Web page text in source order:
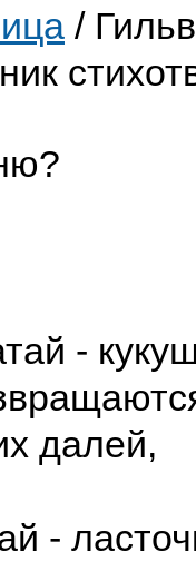
/
-
далей,
-